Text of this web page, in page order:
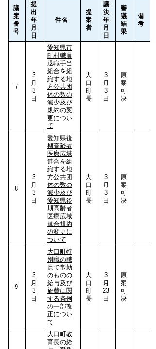
議
案
番
号
提
出
年
月
日
件名
提
案
者
議
決
年
月
日
審
議
結
果
備
考
7
3
月
3
日
愛知県市
町村職員
退職手当
組合を組
織する地
方公共団
体の数の
減少及び
規約の変
更につい
て
大
口
町
長
3
月
3
日
原
案
可
決
8
3
月
3
日
愛知県後
期高齢者
医療広域
連合を組
織する地
方公共団
体の数の
減少及び
愛知県後
期高齢者
医療広域
連合規約
の変更に
ついて
大
口
町
長
3
月
3
日
原
案
可
決
9
3
月
3
日
大口町特
別職の職
員で常勤
のものの
給与及び
旅費に関
する条例
の一部改
正につい
て
大
口
町
長
3
月
23
日
原
案
可
決
大口町教
育長の給